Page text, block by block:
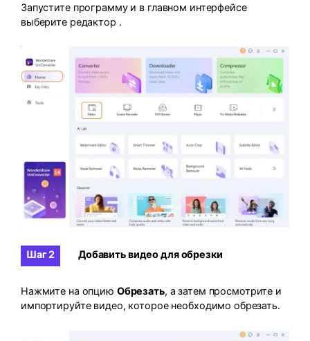
Запустите программу и в главном интерфейсе
выберите редактор .
Шаг 2 Добавить видео для обрезки
Нажмите на опцию Обрезать, а затем просмотрите и
импортируйте видео, которое необходимо обрезать.